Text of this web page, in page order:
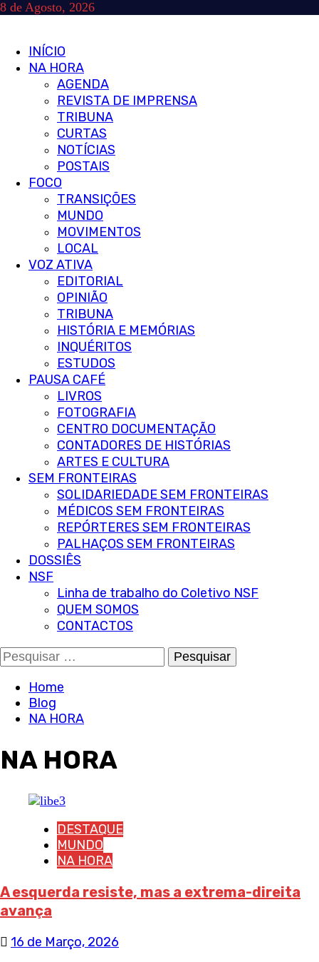
Skip
8 de Agosto, 2026
Primary
Menu
INÍCIO
NA HORA
AGENDA
REVISTA DE IMPRENSA
TRIBUNA
CURTAS
NOTÍCIAS
POSTAIS
FOCO
TRANSIÇÕES
MUNDO
MOVIMENTOS
LOCAL
VOZ ATIVA
EDITORIAL
OPINIÃO
TRIBUNA
HISTÓRIA E MEMÓRIAS
INQUÉRITOS
ESTUDOS
PAUSA CAFÉ
LIVROS
FOTOGRAFIA
CENTRO DOCUMENTAÇÃO
CONTADORES DE HISTÓRIAS
ARTES E CULTURA
SEM FRONTEIRAS
SOLIDARIEDADE SEM FRONTEIRAS
MÉDICOS SEM FRONTEIRAS
REPÓRTERES SEM FRONTEIRAS
PALHAÇOS SEM FRONTEIRAS
DOSSIÊS
NSF
Linha de trabalho do Coletivo NSF
QUEM SOMOS
CONTACTOS
Pesquisar
por:
Home
Blog
NA HORA
NA HORA
DESTAQUE
MUNDO
NA HORA
A esquerda resiste, mas a extrema-direita
avança
16 de Março, 2026